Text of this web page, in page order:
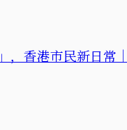
，香港市民新日常